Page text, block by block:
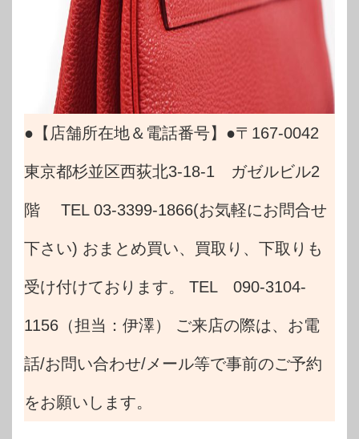
●【店舗所在地＆電話番号】●〒167-0042
東京都杉並区西荻北3-18-1 ガゼルビル2
階 TEL 03-3399-1866(お気軽にお問合せ
下さい) おまとめ買い、買取り、下取りも
受け付けております。 TEL 090-3104-
1156（担当：伊澤） ご来店の際は、お電
話/お問い合わせ/メール等で事前のご予約
をお願いします。